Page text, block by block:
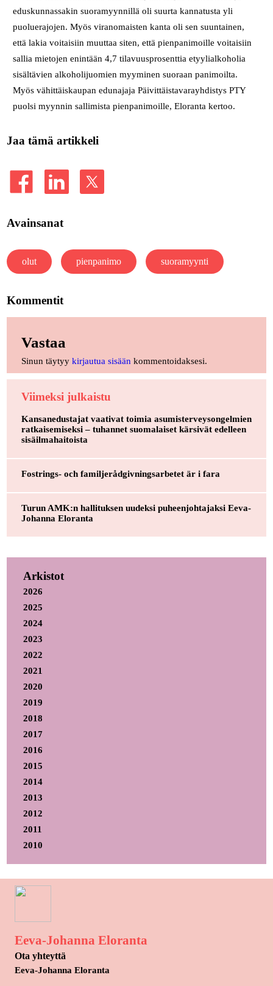
eduskunnassakin suoramyynnillä oli suurta kannatusta yli
puoluerajojen. Myös viranomaisten kanta oli sen suuntainen,
että lakia voitaisiin muuttaa siten, että pienpanimoille voitaisiin
sallia mietojen enintään 4,7 tilavuusprosenttia etyylialkoholia
sisältävien alkoholijuomien myyminen suoraan panimoilta.
Myös vähittäiskaupan edunajaja Päivittäistavarayhdistys PTY
puolsi myynnin sallimista pienpanimoille, Eloranta kertoo.
Jaa tämä artikkeli
Avainsanat
olut pienpanimo suoramyynti
Kommentit
Vastaa
Sinun täytyy kirjautua sisään kommentoidaksesi.
Viimeksi julkaistu
Kansanedustajat vaativat toimia asumisterveysongelmien
ratkaisemiseksi – tuhannet suomalaiset kärsivät edelleen
sisäilmahaitoista
Fostrings- och familjerådgivningsarbetet är i fara
Turun AMK:n hallituksen uudeksi puheenjohtajaksi Eeva-
Johanna Eloranta
Arkistot
2026
2025
2024
2023
2022
2021
2020
2019
2018
2017
2016
2015
2014
2013
2012
2011
2010
Eeva-Johanna Eloranta
Ota yhteyttä
Eeva-Johanna Eloranta